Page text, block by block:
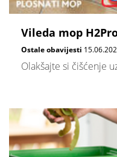
Vileda mop
Ostale obavijesti
Olakšajte si čišćenje